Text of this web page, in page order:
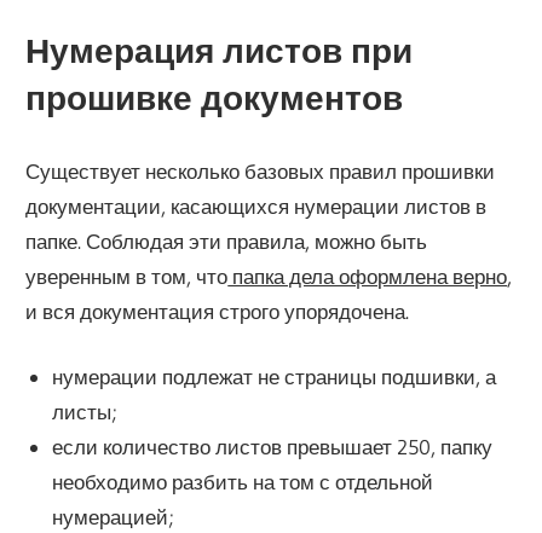
Нумерация листов при
прошивке документов
Существует несколько базовых правил прошивки
документации, касающихся нумерации листов в
папке. Соблюдая эти правила, можно быть
уверенным в том, что папка дела оформлена верно,
и вся документация строго упорядочена.
нумерации подлежат не страницы подшивки, а
листы;
если количество листов превышает 250, папку
необходимо разбить на том с отдельной
нумерацией;